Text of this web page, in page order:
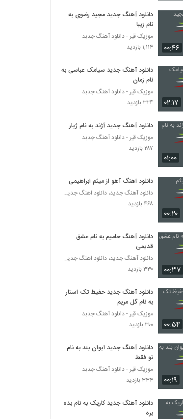
۷۳۷ بازدید
آهنگ ابراهیم جوادی بنام آی عشقیم
۸۸۳ بازدید
Behnam Barzgar Bargard
دانلود آهنگ جدید و زیبای میثاق راد با نام یار
اومده (رمیکس)
۸۳۵ بازدید
دانلود آهنگ علی کرمانشاهی دلبری
موزیک زیبای عصر دی ماهی از بابک ارجمند
۴۴۹ بازدید
موزیک زیبای با من بساز از عرفان ترابی
۴۷۰ بازدید
۳۷۵ بازدید
دانلود آهنگ مهدی اسحاقی بخند برام
۵۸۷ بازدید
آهنگ حال خوب از علی شکراللهی(پاپ)
۶۴۵ بازدید
آهنگ سپهر خلسه بنام بی خواب
۱,۱۵۷ بازدید
۰۰:۴۶
دانلود آهنگ جدید مجید رضوی به
نام زیبا
موزیک قیر - دانلود آهنگ جدبد
۱,۱۱۴ بازدید
۰۲:۱۷
دانلود آهنگ جدید سیامک عباسی به
نام زمان
موزیک قیر - دانلود آهنگ جدبد
۳۲۴ بازدید
۰۱:۰۰
دانلود آهنگ جدید آژند به نام ژیار
موزیک قیر - دانلود آهنگ جدبد
۲۸۷ بازدید
۰۰:۲۰
دانلود اهنگ آهو از میثم ابراهیمی
دانلود آهنگ جدید، دانلود اهنگ جدید ایرانی
۴۶۸ بازدید
۰۰:۳۷
دانلود آهنگ حامیم به نام عشق
قدیمی
دانلود آهنگ جدید، دانلود اهنگ جدید ایرانی
۳۳۰ بازدید
۰۰:۵۴
دانلود آهنگ جدید حفیظ تک استار
به نام گل مریم
موزیک قیر - دانلود آهنگ جدبد
۳۰۰ بازدید
۰۰:۱۹
دانلود آهنگ جدید ایوان بند به نام
تو فقط
موزیک قیر - دانلود آهنگ جدبد
۳۳۴ بازدید
دانلود آهنگ جدید کاریک به نام بده
بره